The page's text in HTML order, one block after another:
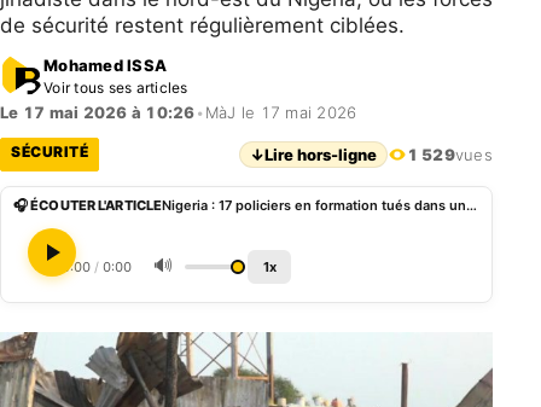
de sécurité restent régulièrement ciblées.
Mohamed ISSA
Voir tous ses articles
Le 17 mai 2026 à 10:26• MàJ le 17 mai 2026
SÉCURITÉ ↓Lire hors-ligne 1 529vues
🎧 ÉCOUTER L'ARTICLE Nigeria : 17 policiers en formation tués dans une attaque à Yobe
0:00 / 0:00 🔊 1x